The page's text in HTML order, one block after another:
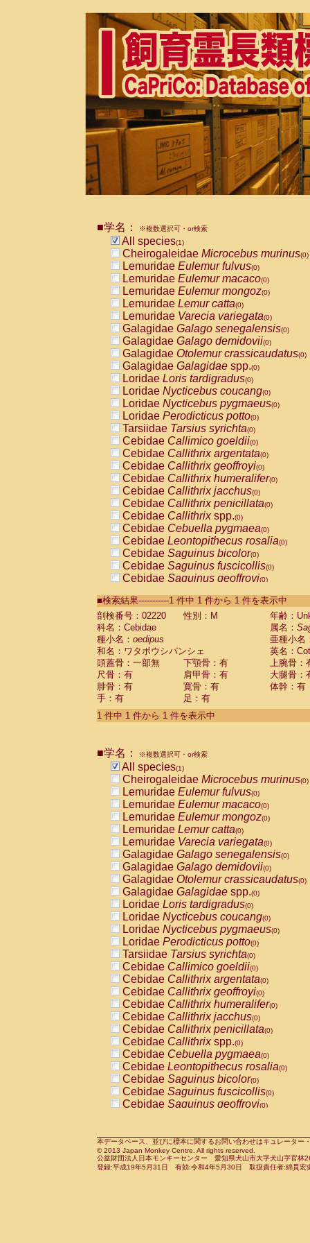
■学名： ※複数選択可・or検索
All species(1)
Cheirogaleidae Microcebus murinus(0)
Lemuridae Eulemur fulvus(0)
Lemuridae Eulemur macaco(0)
Lemuridae Eulemur mongoz(0)
Lemuridae Lemur catta(0)
Lemuridae Varecia variegata(0)
Galagidae Galago senegalensis(0)
Galagidae Galago demidovii(0)
Galagidae Otolemur crassicaudatus(0)
Galagidae Galagidae spp.(0)
Loridae Loris tardigradus(0)
Loridae Nycticebus coucang(0)
Loridae Nycticebus pygmaeus(0)
Loridae Perodicticus potto(0)
Tarsiidae Tarsius syrichta(0)
Cebidae Callimico goeldii(0)
Cebidae Callithrix argentata(0)
Cebidae Callithrix geoffroyi(0)
Cebidae Callithrix humeralifer(0)
Cebidae Callithrix jacchus(0)
Cebidae Callithrix penicillata(0)
Cebidae Callithrixspp.(0)
Cebidae Cebuella pygmaea(0)
Cebidae Leontopithecus rosalia(0)
Cebidae Saguinus bicolor(0)
Cebidae Saguinus fuscicollis(0)
Cebidae Saguinus geoffroyi(0)
CebidaeSaguinus labiatus(0)
Cebidae Saguinus leucopus (0)
Cebidae
Cebidae
CebidaeSaguinus nigricollis (0)
Cebidae Saguinus oedipus
Cebidae Saguinus weddelli
Cebidae Saguinusspp.
Cebidae Aotus trivirgatus
Cebidae Cebus albifrons
CebidaeCebus nigrivittatus
CebidaeCebus
CebidaeSaimiri boliviensis(0)
CebidaeSaimiri sciureus(0)
AtelidaeAlouatta caraya(0)
AtelidaeAlouatta fusca(0)
AtelidaeAlouatta seniculus
AtelidaeAlouattaspp.(0)
AtelidaeAteles belzebuth(0)
AtelidaeAteles geoffroyi(0)
AtelidaeAteles paniscus(0)
AtelidaeAtelesspp.(0)
Atelidae Lagothrix lagothricha
AtelidaeLagothrix lagothricha cana
PitheciidaeCacajao calvus
PitheciidaeCallicebus cupreus
PitheciidaeCallicebus donacophilus
PitheciidaeCallicebus moloch
PitheciidaeCallicebus torquatus
PitheciidaeCallicebusspp.(0)
PitheciidaeChiropotes satanas(0)
PitheciidaePithecia monachus
PitheciidaePithecia pithecia(0)
CercopithecidaeCercocebus agilis
CercopithecidaeCercocebus
CercopithecidaeCercocebus
CercopithecidaeCercocebus
CercopithecidaeCercocebus
CercopithecidaeCercocebushybrid
CercopithecidaePapio anubis(0)
CercopithecidaePapio cynocephalus
CercopithecidaePapio hamadryas(0)
■検索結果-----------1 件中 1 件から 1 件を表示中
剖検番号：02220
性別：M
年齢：
科名：Cebidae
属名：
種小名： oedipus
亜種小名
和名：ワタボウシパンシェ
英名：
頭蓋骨：一部無
下顎骨：有
上腕骨：
尺骨：有
肩甲骨：有
大腿骨：
腓骨：有
寛骨：有
体幹：有
手：有
足：有
1 件中 1 件から 1 件を表示中
■学名： ※複数選択可・or検索
All species(1)
Cheirogaleidae Microcebus murinus(0)
Lemuridae Eulemur fulvus(0)
Lemuridae Eulemur macaco(0)
Lemuridae Eulemur mongoz(0)
Lemuridae Lemur catta(0)
Lemuridae Varecia variegata(0)
Galagidae Galago senegalensis(0)
Galagidae Galago demidovii(0)
Galagidae Otolemur crassicaudatus(0)
Galagidae Galagidae spp.(0)
Loridae Loris tardigradus(0)
Loridae Nycticebus coucang(0)
Loridae Nycticebus pygmaeus(0)
Loridae Perodicticus potto(0)
Tarsiidae Tarsius syrichta(0)
Cebidae Callimico goeldii(0)
Cebidae Callithrix argentata(0)
Cebidae Callithrix geoffroyi(0)
Cebidae Callithrix humeralifer(0)
Cebidae Callithrix jacchus(0)
Cebidae Callithrix penicillata(0)
Cebidae Callithrixspp.(0)
Cebidae Cebuella pygmaea(0)
Cebidae Leontopithecus rosalia(0)
Cebidae Saguinus bicolor(0)
Cebidae Saguinus fuscicollis(0)
Cebidae Saguinus geoffroyi(0)
CebidaeSaguinus leucopus(0)
CebidaeSaguinus midas(0)
Cebidae Saguinus mystax(0)
本データベース、並びに標本に関するお問い合わせはキュレータ
© 2013 Japan Monkey Centre. All rights reserved.
公益財団法人日本モンキーセンター 愛知県犬山市大字犬山字官
登録:平成19年5月31日 有効:令和4年5月30日 取扱責任者:綿貫宏